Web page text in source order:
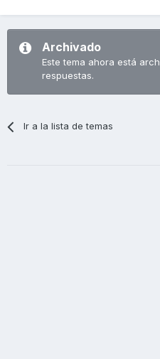
Archivado
Este tema ahora está
respuestas.
Ir a la lista de temas